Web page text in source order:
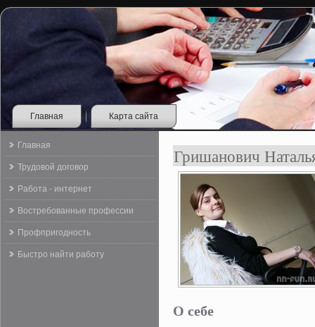
Главная Карта сайта
Главная
Трудовой договор
Работа - интернет
Востребованные профессии
Профпригодность
Быстро найти работу
Гришанович
О себе